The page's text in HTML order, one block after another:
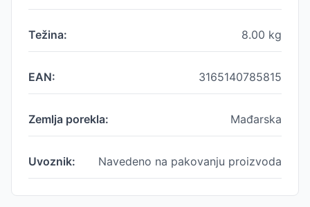
Težina: 8.00 kg
EAN: 3165140785815
Zemlja porekla: Mađarska
Uvoznik: Navedeno na pakovanju proizvoda